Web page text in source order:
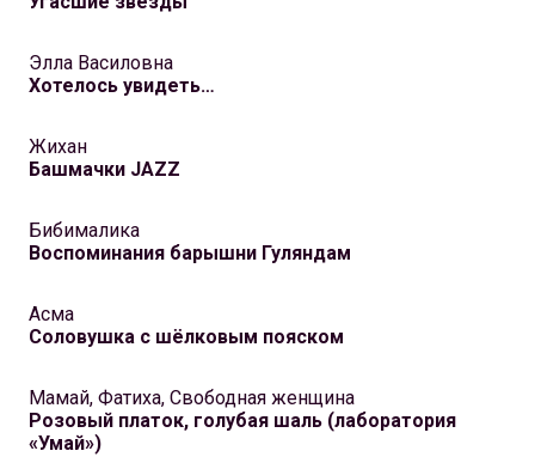
Элла Василовна
Хотелось увидеть…
Жихан
Башмачки JAZZ
Бибималика
Воспоминания барышни Гуляндам
Асма
Соловушка с шёлковым пояском
Мамай, Фатиха, Свободная женщина
Розовый платок, голубая шаль (лаборатория
«Умай»)